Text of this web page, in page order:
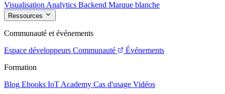
Visualisation Analytics Backend Marque blanche
Ressources
Communauté et événements
Espace développeurs Communauté
Événements
Formation
Blog Ebooks IoT Academy Cas d'usage Vidéos